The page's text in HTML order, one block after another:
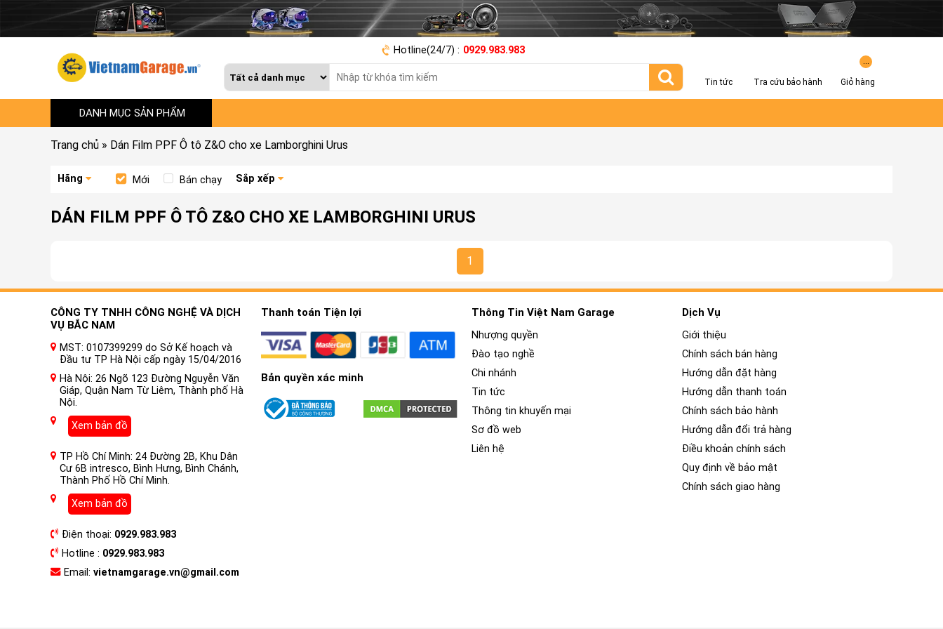
Hotline(24/7) : 0929.983.983
Tin tức Tra cứu bảo hành Giỏ hàng
DANH MỤC SẢN PHẨM
Trang chủ » Dán Film PPF Ô tô Z&O cho xe Lamborghini Urus
Hãng Mới Bán chạy Sắp xếp
DÁN FILM PPF Ô TÔ Z&O CHO XE LAMBORGHINI URUS
1
CÔNG TY TNHH CÔNG NGHỆ VÀ DỊCH
VỤ BẮC NAM
MST: 0107399299 do Sở Kế hoạch và
Đầu tư TP Hà Nội cấp ngày 15/04/2016
Hà Nội: 26 Ngõ 123 Đường Nguyễn Văn
Giáp, Quận Nam Từ Liêm, Thành phố Hà
Nội.
Xem bản đồ
TP Hồ Chí Minh: 24 Đường 2B, Khu Dân
Cư 6B intresco, Bình Hưng, Bình Chánh,
Thành Phố Hồ Chí Minh.
Xem bản đồ
Điện thoại: 0929.983.983
Hotline : 0929.983.983
Email: vietnamgarage.vn@gmail.com
Thanh toán Tiện lợi
Bản quyền xác minh
Thông Tin Việt Nam Garage
Nhượng quyền
Đào tạo nghề
Chi nhánh
Tin tức
Thông tin khuyến mại
Sơ đồ web
Liên hệ
Dịch Vụ
Giới thiệu
Chính sách bán hàng
Hướng dẫn đặt hàng
Hướng dẫn thanh toán
Chính sách bảo hành
Hướng dẫn đổi trả hàng
Điều khoản chính sách
Quy định về bảo mật
Chính sách giao hàng